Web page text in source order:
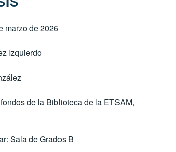
marzo de 2026
Izquierdo
de la Biblioteca de la ETSAM,
Sala de Grados B